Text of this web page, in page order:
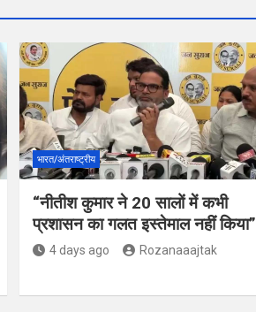
भारत/अंतराष्ट्रीय
“नीतीश कुमार ने 20 सालों में कभी
प्रशासन का गलत इस्तेमाल नहीं किया”
4 days ago Rozanaaajtak